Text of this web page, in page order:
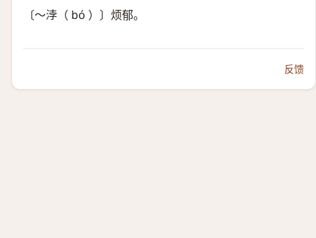
〔～浡（ bó ）〕烦郁。
反馈